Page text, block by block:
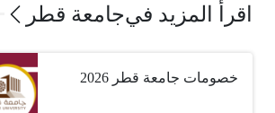
اقرأ المزيد فيجامعة قطر
خصومات جامعة قطر 2026